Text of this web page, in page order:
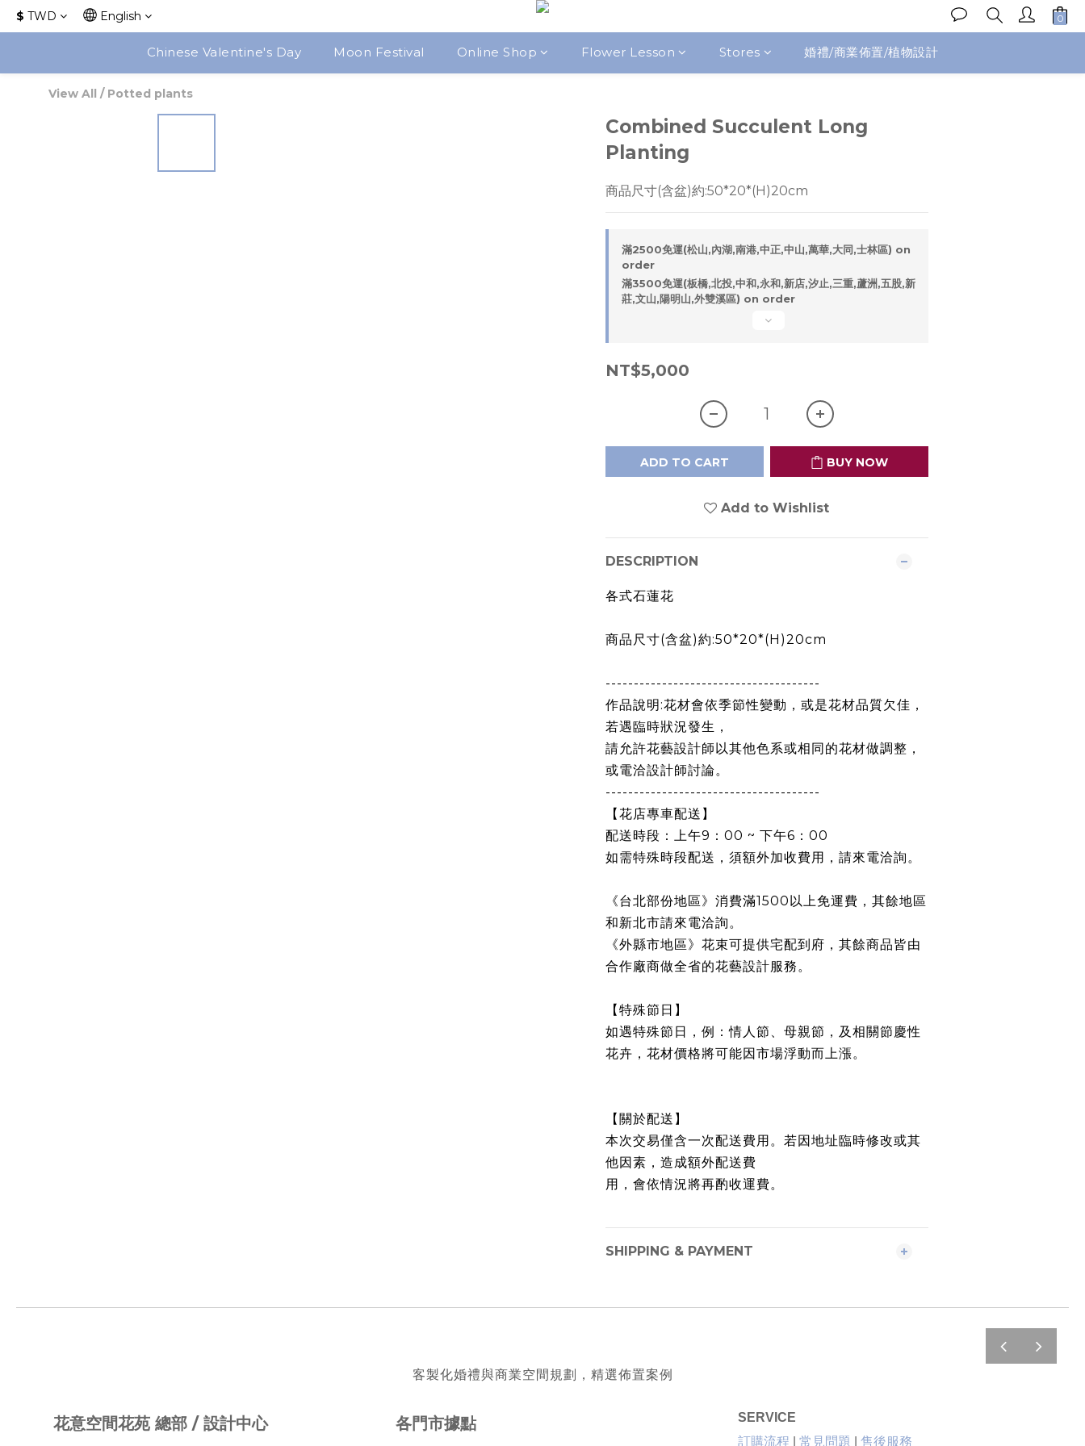
$ TWD English
Chinese Valentine's Day Moon Festival Online Shop Flower Lesson Stores 婚禮/商業佈置/植物設計
View All / Potted plants
Combined Succulent Long
Planting
商品尺寸(含盆)約:50*20*(H)20cm
滿2500免運(松山,內湖,南港,中正,中山,萬華,大同,士林區) on
order
滿3500免運(板橋,北投,中和,永和,新店,汐止,三重,蘆洲,五股,新
莊,文山,陽明山,外雙溪區) on order
NT$5,000
ADD TO CART BUY NOW
Add to Wishlist
DESCRIPTION
各式石蓮花
商品尺寸(含盆)約:50*20*(H)20cm
--------------------------------------
作品說明:花材會依季節性變動，或是花材品質欠佳，
若遇臨時狀況發生，
請允許花藝設計師以其他色系或相同的花材做調整，
或電洽設計師討論。
--------------------------------------
【花店專車配送】
配送時段：上午9：00 ~ 下午6：00
如需特殊時段配送，須額外加收費用，請來電洽詢。
《台北部份地區》消費滿1500以上免運費，其餘地區
和新北市請來電洽詢。
《外縣市地區》花束可提供宅配到府，其餘商品皆由
合作廠商做全省的花藝設計服務。
【特殊節日】
如遇特殊節日，例：情人節、母親節，及相關節慶性
花卉，花材價格將可能因市場浮動而上漲。
【關於配送】
本次交易僅含一次配送費用。若因地址臨時修改或其
他因素，造成額外配送費
用，會依情況將再酌收運費。
SHIPPING & PAYMENT
prev next
客製化婚禮與商業空間規劃，精選佈置案例
花意空間花苑 總部 / 設計中心 各門市據點
SERVICE
訂購流程
常見問題 售後服務